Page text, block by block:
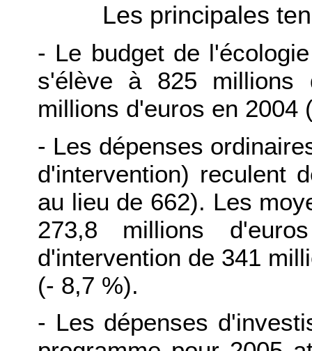
Les principales
- Le budget de
s'élève à 825
millions d'euros en 2004
- Les dépenses
d'intervention) reculent
au lieu de 662). Les
273,8 millions
d'intervention de 341
(- 8,7 %).
- Les dépenses